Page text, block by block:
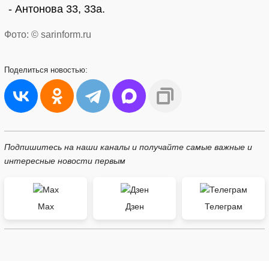
- Антонова 33, 33а.
Фото: © sarinform.ru
Поделиться новостью:
Подпишитесь на наши каналы и получайте самые важные и
интересные новости первым
Max Дзен Телеграм